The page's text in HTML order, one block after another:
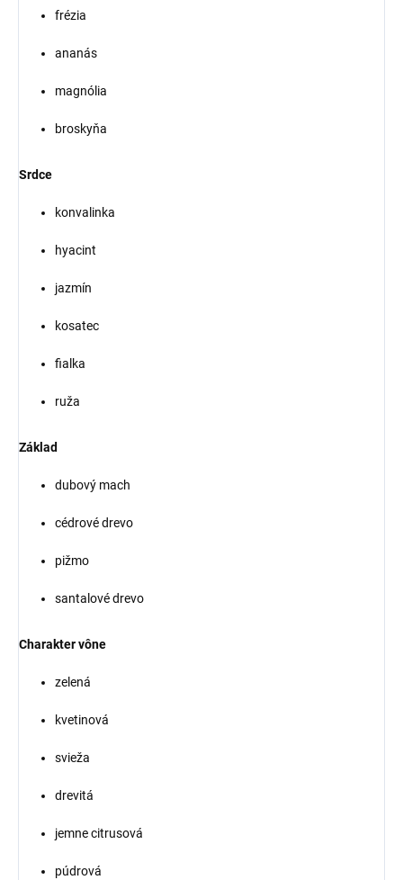
frézia
ananás
magnólia
broskyňa
Srdce
konvalinka
hyacint
jazmín
kosatec
fialka
ruža
Základ
dubový mach
cédrové drevo
pižmo
santalové drevo
Charakter vône
zelená
kvetinová
svieža
drevitá
jemne citrusová
púdrová